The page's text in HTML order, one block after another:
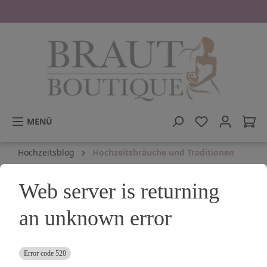
MENÜ
Hochzeitsblog Hochzeitsbräuche und Traditionen
← Zurück zum Hochzeitsblog
Der Polterabend
Web server is returning
an unknown error
Error code 520